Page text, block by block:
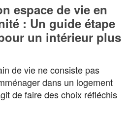
espace de vie en
: Un guide étape
un intérieur plus
de vie ne consiste pas
dans un logement
de faire des choix réfléchis